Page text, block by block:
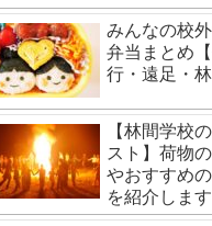
みんなの校
弁当まとめ
行・遠足・林
【林間学校
スト】荷物
やおすすめ
を紹介します